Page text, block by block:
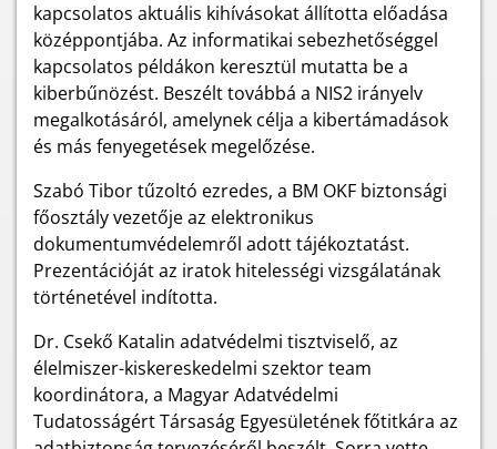
kapcsolatos aktuális kihívásokat állította előadása
középpontjába. Az informatikai sebezhetőséggel
kapcsolatos példákon keresztül mutatta be a
kiberbűnözést. Beszélt továbbá a NIS2 irányelv
megalkotásáról, amelynek célja a kibertámadások
és más fenyegetések megelőzése.
Szabó Tibor tűzoltó ezredes, a BM OKF biztonsági
főosztály vezetője az elektronikus
dokumentumvédelemről adott tájékoztatást.
Prezentációját az iratok hitelességi vizsgálatának
történetével indította.
Dr. Csekő Katalin adatvédelmi tisztviselő, az
élelmiszer-kiskereskedelmi szektor team
koordinátora, a Magyar Adatvédelmi
Tudatosságért Társaság Egyesületének főtitkára az